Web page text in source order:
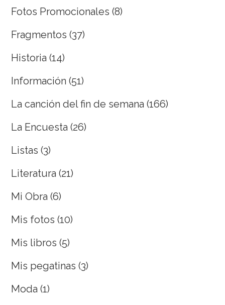
Fotos Promocionales (8)
Fragmentos (37)
Historia (14)
Información (51)
La canción del fin de semana (166)
La Encuesta (26)
Listas (3)
Literatura (21)
Mi Obra (6)
Mis fotos (10)
Mis libros (5)
Mis pegatinas (3)
Moda (1)